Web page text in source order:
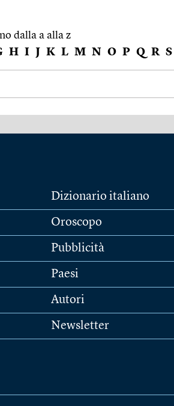
dalla a alla z
H I J K L M N O P Q R S
Dizionario italiano
Oroscopo
Pubblicità
Paesi
Autori
Newsletter